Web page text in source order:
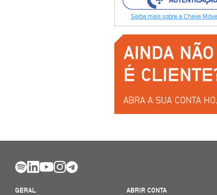
Saiba mais sobre a Chave
GERAL
ABRIR CONTA